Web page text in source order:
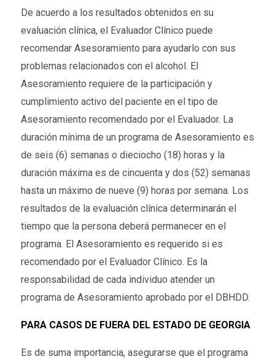
De acuerdo a los resultados obtenidos en su
evaluación clínica, el Evaluador Clínico puede
recomendar Asesoramiento para ayudarlo con sus
problemas relacionados con el alcohol. El
Asesoramiento requiere de la participación y
cumplimiento activo del paciente en el tipo de
Asesoramiento recomendado por el Evaluador. La
duración mínima de un programa de Asesoramiento es
de seis (6) semanas o dieciocho (18) horas y la
duración máxima es de cincuenta y dos (52) semanas
hasta un máximo de nueve (9) horas por semana. Los
resultados de la evaluación clínica determinarán el
tiempo que la persona deberá permanecer en el
programa. El Asesoramiento es requerido si es
recomendado por el Evaluador Clínico. Es la
responsabilidad de cada individuo atender un
programa de Asesoramiento aprobado por el DBHDD.
PARA CASOS DE FUERA DEL ESTADO DE GEORGIA
Es de suma importancia, asegurarse que el programa